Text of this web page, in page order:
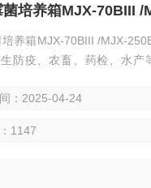
培养箱MJX-70BIII /
养箱MJX-70BIII /MJX-250BIII
防疫、农畜、药检、水产
准型产品特点： 1、镜面不
。大屏幕液晶多组数据一屏
：2025-04-24
1147